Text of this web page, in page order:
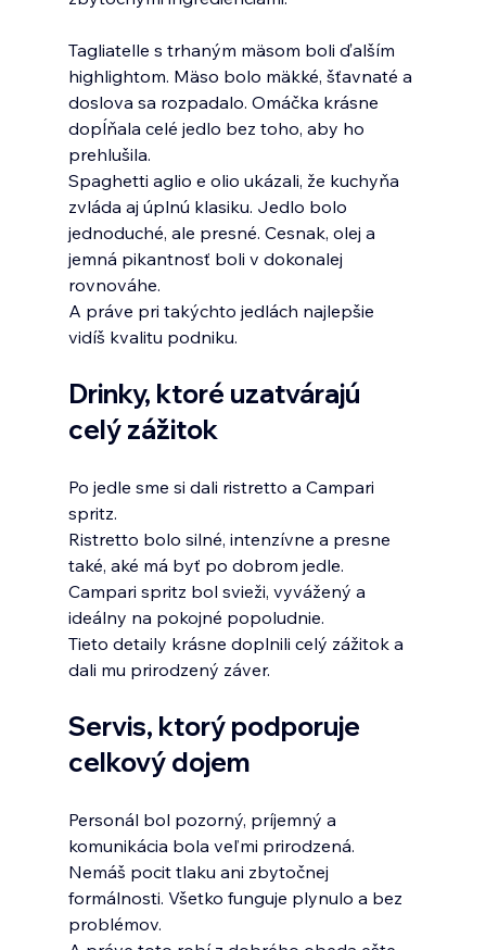
Tagliatelle s trhaným mäsom boli ďalším
highlightom. Mäso bolo mäkké, šťavnaté a
doslova sa rozpadalo. Omáčka krásne
dopĺňala celé jedlo bez toho, aby ho
prehlušila.
Spaghetti aglio e olio ukázali, že kuchyňa
zvláda aj úplnú klasiku. Jedlo bolo
jednoduché, ale presné. Cesnak, olej a
jemná pikantnosť boli v dokonalej
rovnováhe.
A práve pri takýchto jedlách najlepšie
vidíš kvalitu podniku.
Drinky, ktoré uzatvárajú
celý zážitok
Po jedle sme si dali ristretto a Campari
spritz.
Ristretto bolo silné, intenzívne a presne
také, aké má byť po dobrom jedle.
Campari spritz bol svieži, vyvážený a
ideálny na pokojné popoludnie.
Tieto detaily krásne doplnili celý zážitok a
dali mu prirodzený záver.
Servis, ktorý podporuje
celkový dojem
Personál bol pozorný, príjemný a
komunikácia bola veľmi prirodzená.
Nemáš pocit tlaku ani zbytočnej
formálnosti. Všetko funguje plynulo a bez
problémov.